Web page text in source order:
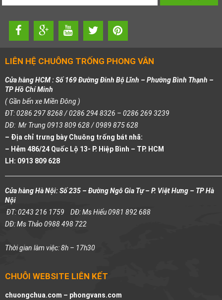
LIÊN HỆ CHUÔNG TRỐNG PHONG VÂN
Cửa hàng HCM : Số 169 Đường Đinh Bộ Lĩnh – Phường Bình Thạnh –
TP Hồ Chí Minh
( Gần bến xe Miền Đông )
ĐT: 0286 297 8268 / 0286 294 8326 – 0286 269 3239
DĐ: Mr Trung 0913 809 628 / 0989 875 628
– Địa chỉ trưng bày Chuông trống bát nhã:
– Hẻm 486/24 Quốc Lộ 13- P. Hiệp Bình – TP. HCM
LH: 0913 809 628
Cửa hàng Hà Nội: Số 235 – Đường Ngô Gia Tự – P. Việt Hưng – TP Hà
Nội
ĐT: 0243 216 1759 DĐ: Ms Hiếu 0981 892 688
DĐ: Ms Thảo 0988 498 722
Thời gian làm việc: 8h – 17h30
CHUỖI WEBSITE LIÊN KẾT
chuongchua.com – phongvans.com